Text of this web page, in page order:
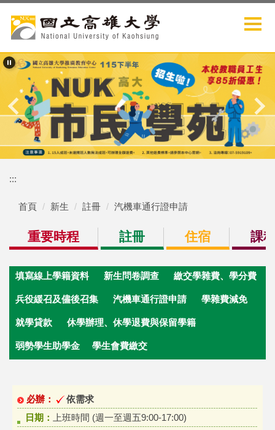
到
主
內
:::
首頁 新生 註冊 汽機車通行證申請
重要時程 註冊 住宿 課
填寫線上學籍資料 新生問卷調查 繳交學雜費、學分費
兵役緩召及儘後召集 汽機車通行證申請 學雜費減免
就學貸款 休學辦理、休學退費與保留學籍
弱勢學生助學金 學生會費繳交
必辦：
依需求
日期：
上班時間 (週一至週五9:00-17:00)